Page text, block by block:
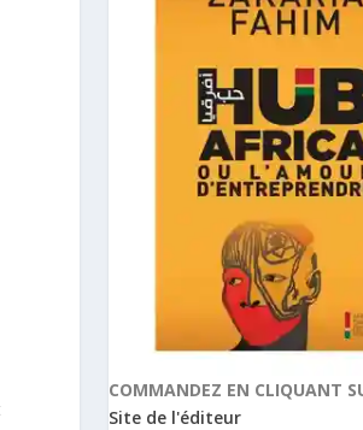
COMMANDEZ EN CLIQUANT
Site de l'éditeur